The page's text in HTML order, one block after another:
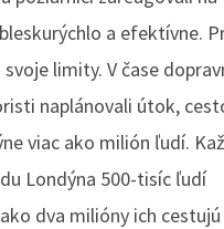
a efektívne.
limity. V čase
naplánovali útok,
viac ako milión ľudí.
Londýna 500-tisíc ľudí
dva milióny ich cestujú